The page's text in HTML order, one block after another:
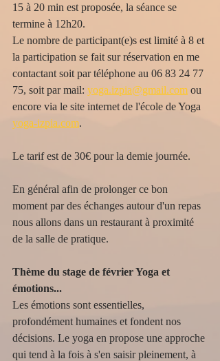
15 à 20 min est proposée, la séance se
termine à 12h20.
Le nombre de participant(e)s est limité à 8 et
la participation se fait sur réservation en me
contactant soit par téléphone au 06 83 24 77
75, soit par mail: yoga.izpia@gmail.com ou
encore via le site internet de l'école de Yoga
yoga-izpia.com.
Le tarif est de 30€ pour la demie journée.
En général afin de prolonger ce bon
moment par des échanges autour d'un repas
nous allons dans un restaurant à proximité
de la salle de pratique.
Thème du stage de février Yoga et
émotions...
Les émotions sont essentielles,
profondément humaines et fondent nos
décisions. Le yoga en propose une approche
qui tend à la fois à s'en saisir pleinement, à